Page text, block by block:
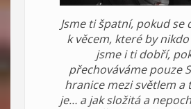
Jsme ti špatní, pokud se
k věcem, které by
jsme i ti dobří,
přechováváme pouze
hranice mezi světlem
je… a jak složitá a